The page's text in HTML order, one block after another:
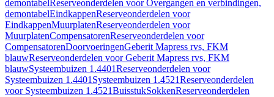
demontabelReserveonderdelen voor Overgangen en verbindingen,
demontabelEindkappenReserveonderdelen voor
EindkappenMuurplatenReserveonderdelen voor
MuurplatenCompensatorenReserveonderdelen voor
CompensatorenDoorvoeringenGeberit Mapress rvs, FKM
blauwReserveonderdelen voor Geberit Mapress rvs, FKM
blauwSysteembuizen 1.4401Reserveonderdelen voor
Systeembuizen 1.4401 Systeembuizen 1.4521Reserveonderdelen
voor Systeembuizen 1.4521BuisstukSokkenReserveonderdelen